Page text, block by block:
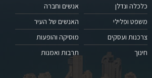
כלכלה ונדלן
משפט ופלילי
צרכנות ועסקים
חינוך
אנשים וחברה
האנשים של העיר
מוסיקה והופעות
תרבות ואמנות